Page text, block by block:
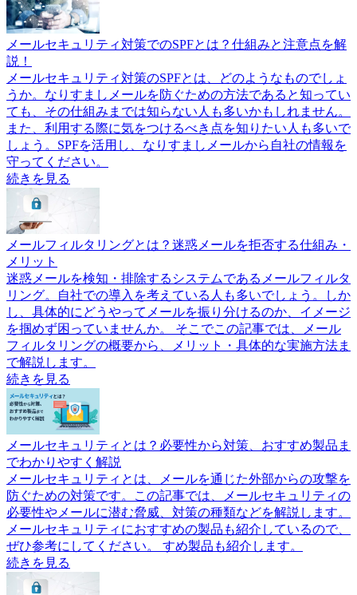
メールセキュリティ対策でのSPFとは？仕組みと注意点を解
説！
メールセキュリティ対策のSPFとは、どのようなものでしょ
うか。なりすましメールを防ぐための方法であると知ってい
ても、その仕組みまでは知らない人も多いかもしれません。
また、利用する際に気をつけるべき点を知りたい人も多いで
しょう。SPFを活用し、なりすましメールから自社の情報を
守ってください。
続きを見る
メールフィルタリングとは？迷惑メールを拒否する仕組み・
メリット
迷惑メールを検知・排除するシステムであるメールフィルタ
リング。自社での導入を考えている人も多いでしょう。しか
し、具体的にどうやってメールを振り分けるのか、イメージ
を掴めず困っていませんか。 そこでこの記事では、メール
フィルタリングの概要から、メリット・具体的な実施方法ま
で解説します。
続きを見る
メールセキュリティとは？必要性から対策、おすすめ製品ま
でわかりやすく解説
メールセキュリティとは、メールを通じた外部からの攻撃を
防ぐための対策です。この記事では、メールセキュリティの
必要性やメールに潜む脅威、対策の種類などを解説します。
メールセキュリティにおすすめの製品も紹介しているので、
ぜひ参考にしてください。 すめ製品も紹介します。
続きを見る